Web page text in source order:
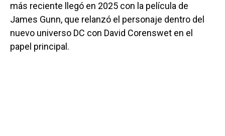
más reciente llegó en 2025 con la película de
James Gunn, que relanzó el personaje dentro del
nuevo universo DC con David Corenswet en el
papel principal.